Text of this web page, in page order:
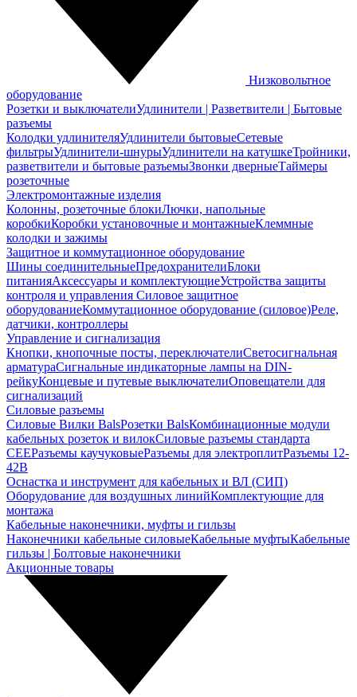
Низковольтное
оборудование
Розетки и выключателиУдлинители | Разветвители | Бытовые
разъемы
Колодки удлинителяУдлинители бытовыеСетевые
фильтрыУдлинители-шнурыУдлинители на катушкеТройники,
разветвители и бытовые разъемыЗвонки дверныеТаймеры
розеточные
Электромонтажные изделия
Колонны, розеточные блокиЛючки, напольные
коробкиКоробки установочные и монтажныеКлеммные
колодки и зажимы
Защитное и коммутационное оборудование
Шины соединительныеПредохранителиБлоки
питанияАксессуары и комплектующиеУстройства защиты
контроля и управления Силовое защитное
оборудованиеКоммутационное оборудование (силовое)Реле,
датчики, контроллеры
Управление и сигнализация
Кнопки, кнопочные посты, переключателиСветосигнальная
арматураСигнальные индикаторные лампы на DIN-
рейкуКонцевые и путевые выключателиОповещатели для
сигнализаций
Силовые разъемы
Силовые Вилки BalsРозетки BalsКомбинационные модули
кабельных розеток и вилокСиловые разъемы стандарта
CEEРазъемы каучуковыеРазъемы для электроплитРазъемы 12-
42В
Оснастка и инструмент для кабельных и ВЛ (СИП)
Оборудование для воздушных линийКомплектующие для
монтажа
Кабельные наконечники, муфты и гильзы
Наконечники кабельные силовыеКабельные муфтыКабельные
гильзы | Болтовые наконечники
Акционные товары